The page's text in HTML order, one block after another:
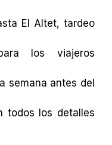
El Altet, tardeo
los viajeros
semana antes del
todos los detalles